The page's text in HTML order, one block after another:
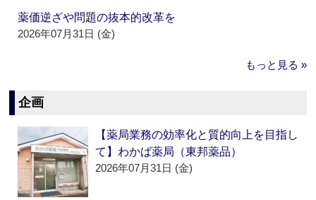
薬価逆ざや問題の抜本的改革を
2026年07月31日 (金)
もっと見る »
企画
【薬局業務の効率化と質的向上を目指し
て】わかば薬局（東邦薬品）
2026年07月31日 (金)